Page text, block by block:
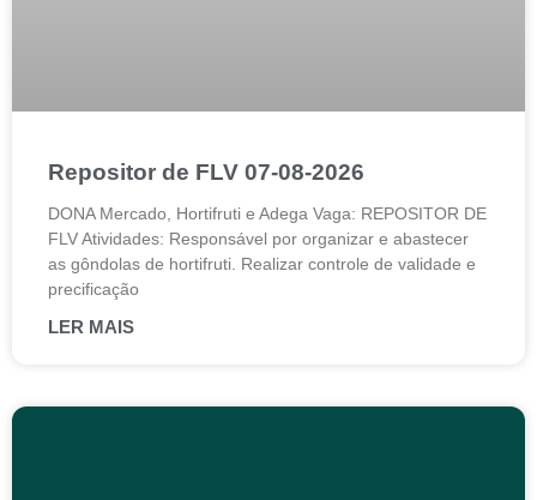
Repositor de FLV 07-08-2026
DONA Mercado, Hortifruti e Adega Vaga: REPOSITOR DE
FLV Atividades: Responsável por organizar e abastecer
as gôndolas de hortifruti. Realizar controle de validade e
precificação
LER MAIS